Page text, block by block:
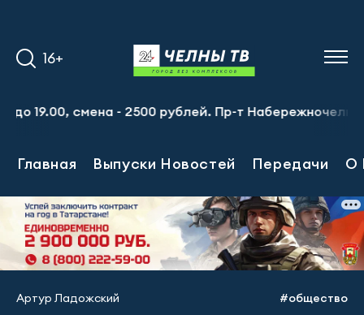
16+
смена - 2500 рублей. Пр-т Набережночелнинский,
Главная Выпуски Новостей Передачи О
Артур Ладожский #общество